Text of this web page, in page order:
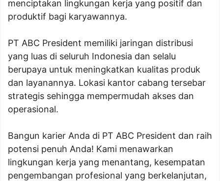
menciptakan lingkungan kerja yang positif dan
produktif bagi karyawannya.
PT ABC President memiliki jaringan distribusi
yang luas di seluruh Indonesia dan selalu
berupaya untuk meningkatkan kualitas produk
dan layanannya. Lokasi kantor cabang tersebar
strategis sehingga mempermudah akses dan
operasional.
Bangun karier Anda di PT ABC President dan raih
potensi penuh Anda! Kami menawarkan
lingkungan kerja yang menantang, kesempatan
pengembangan profesional yang berkelanjutan,